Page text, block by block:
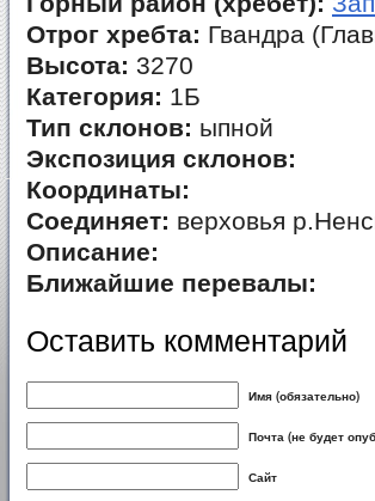
Отрог хребта: Гвандра
Высота: 3270
Категория: 1Б
Тип склонов: ыпной
Экспозиция склонов:
Координаты:
Соединяет: верховья
Описание:
Ближайшие перевалы:
Оставить комментарий
Имя (обязательно)
Почта (не будет
Сайт